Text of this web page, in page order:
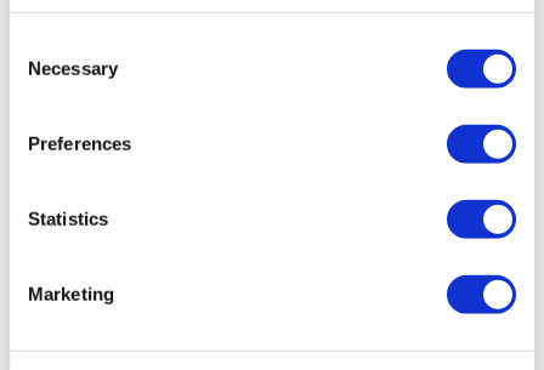
Selection
Necessary
Preferences
Statistics
Marketing
Hospital Memorial de Antalya